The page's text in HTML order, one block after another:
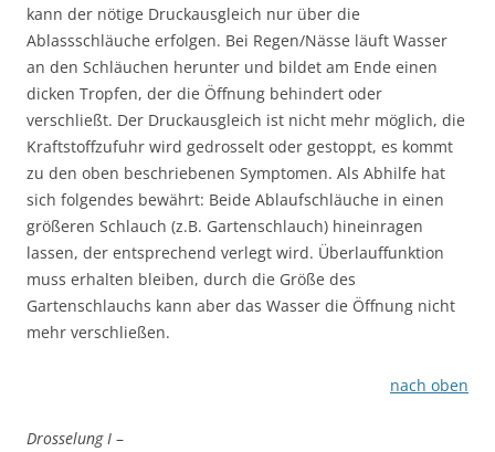
kann der nötige Druckausgleich nur über die
Ablassschläuche erfolgen. Bei Regen/Nässe läuft Wasser
an den Schläuchen herunter und bildet am Ende einen
dicken Tropfen, der die Öffnung behindert oder
verschließt. Der Druckausgleich ist nicht mehr möglich, die
Kraftstoffzufuhr wird gedrosselt oder gestoppt, es kommt
zu den oben beschriebenen Symptomen. Als Abhilfe hat
sich folgendes bewährt: Beide Ablaufschläuche in einen
größeren Schlauch (z.B. Gartenschlauch) hineinragen
lassen, der entsprechend verlegt wird. Überlauffunktion
muss erhalten bleiben, durch die Größe des
Gartenschlauchs kann aber das Wasser die Öffnung nicht
mehr verschließen.
nach oben
Drosselung I –